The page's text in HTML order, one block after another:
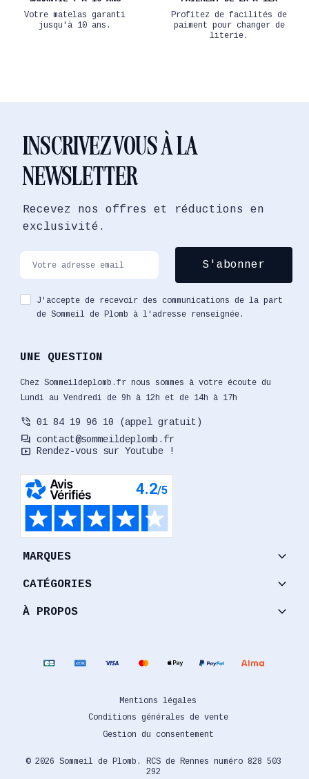
Votre matelas garanti
jusqu'à 10 ans.
Profitez de facilités de
paiment pour changer de
literie.
INSCRIVEZ VOUS À LA
NEWSLETTER
Recevez nos offres et réductions en
exclusivité.
J'accepte de recevoir des communications de la part
de Sommeil de Plomb à l'adresse renseignée.
UNE QUESTION
Chez Sommeildeplomb.fr nous sommes à votre écoute du
Lundi au Vendredi de 9h à 12h et de 14h à 17h
phone_in_talk 01 84 19 96 10 (appel gratuit)
forum contact@sommeildeplomb.fr
smart_display Rendez-vous sur Youtube !
MARQUES keyboard_arrow_down
CATÉGORIES keyboard_arrow_down
À PROPOS keyboard_arrow_down
© 2026 Sommeil de Plomb. RCS de Rennes numéro 828 503
292
Mentions légales
Conditions générales de vente
Gestion du consentement